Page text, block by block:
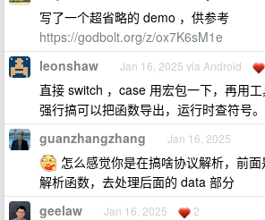
写了一个超省略的 demo ，供参考
https://godbolt.org/z/ox7K6sM1e
leonshaw Jan 16, 2025 via Android
直接 switch ，case 用宏包一下，再用工
强行搞可以把函数导出，运行时查符号。
guanzhangzhang Jan 16, 2025
怎么感觉你是在搞啥协议解析，前
解析函数，去处理后面的 data 部分
geelaw Jan 16, 2025 2